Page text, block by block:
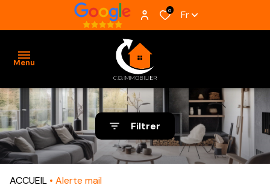
0 Fr
Menu
ACCUEIL
VENTES
BIENS
VENDUS
Filtrer
ACCUEIL Alerte mail